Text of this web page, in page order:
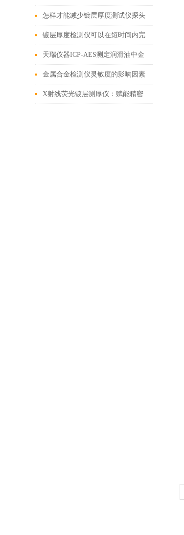
因素的影响
怎样才能减少镀层厚度测试仪探头
的磨损？
镀层厚度检测仪可以在短时间内完
成对大量样品的测量
天瑞仪器ICP-AES测定润滑油中金
属元素
金属合金检测仪灵敏度的影响因素
X射线荧光镀层测厚仪：赋能精密